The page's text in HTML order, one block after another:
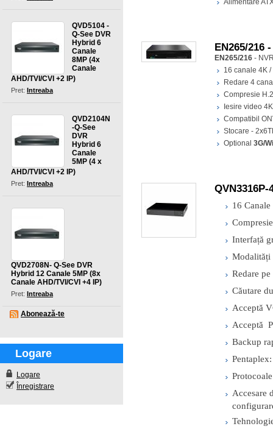
QVD5104 -
Q-See DVR
Hybrid 6
Canale
8MP (4x
Canale
AHD/TVI/CVI +2 IP)
Pret: Intreaba
QVD2104N
-Q-See
DVR
Hybrid 6
Canale
5MP (4 x
AHD/TVI/CVI +2 IP)
Pret: Intreaba
QVD2708N- Q-See DVR
Hybrid 12 Canale 5MP (8x
Canale AHD/TVI/CVI +4 IP)
Pret: Intreaba
Abonează-te
Logare
Logare
Înregistrare
EN265/216
EN265/216 -
16 canale 4K
Redare 4
Compresie
Iesire video 4K
Compatibil
Stocare -
Optional 3G/
QVN3316P-
16
Interfață
Modalități
Redare
Căutare
Acceptă
Acceptă
Backup
Accesare